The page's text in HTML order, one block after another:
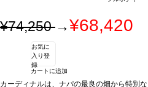
¥74,250→¥68,420
お気に
入り登
録
カートに追加
カーディナルは、ナパの最良の畑から特別